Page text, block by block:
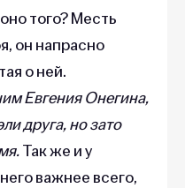
того? Месть
он напрасно
о ней.
Евгения Онегина,
друга, но зато
Так же и у
важнее всего,